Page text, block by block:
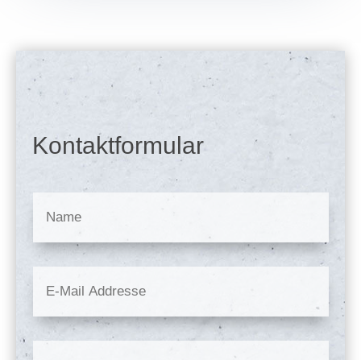
Kontaktformular